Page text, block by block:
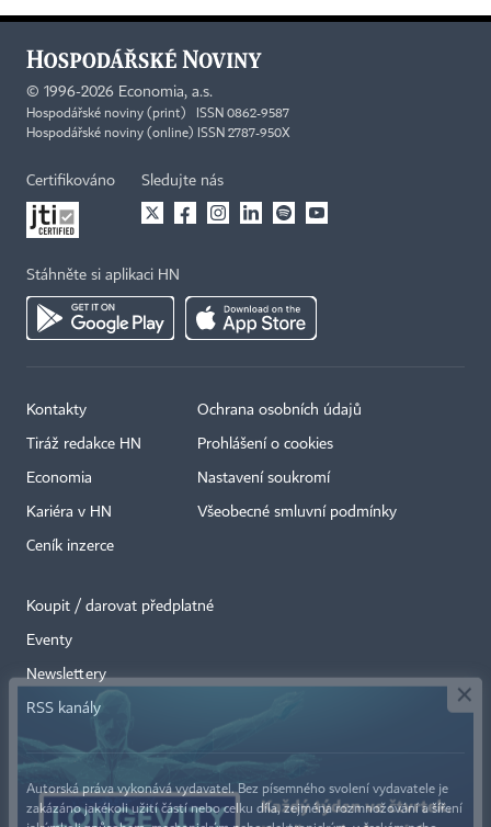
© 1996-2026 Economia, a.s.
Hospodářské noviny (print) ISSN 0862-9587
Hospodářské noviny (online) ISSN 2787-950X
Certifikováno Sledujte nás
Stáhněte si aplikaci HN
Kontakty
Tiráž redakce HN
Economia
Kariéra v HN
Ceník inzerce
Ochrana osobních údajů
Prohlášení o cookies
Nastavení soukromí
Všeobecné smluvní podmínky
Koupit / darovat předplatné
Eventy
Newslettery
RSS kanály
Autorská práva vykonává vydavatel. Bez písemného svolení vydavatele je
zakázáno jakékoli užití částí nebo celku díla, zejména rozmnožování a šíření